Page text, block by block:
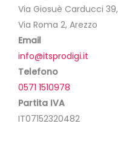
Via Giosuè Carducci
Via Roma 2, Arezzo
Email
info@itsprodigi.it
Telefono
0571 1510978
Partita IVA
IT07152320482